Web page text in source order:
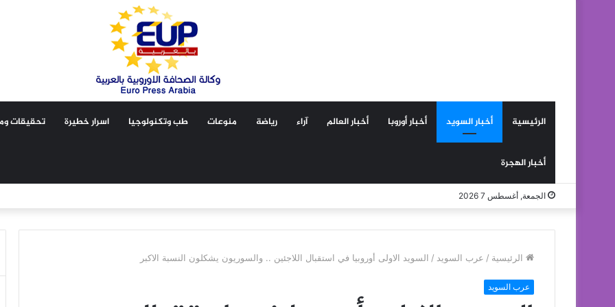
الرئيسية أخبار السويد أخبار أوروبا أخبار العالم آراء رياضة منوعات طب وتكنولوجيا اسرار خطيرة تحقيقات
أخبار الهجرة
الجمعة, أغسطس 7 2026
الرئيسية / عرب السويد / السويد الاولى أوروبيا في استقبال اللاجئين .. والسوريون يشكلون النسبة الاكبر
عرب السويد